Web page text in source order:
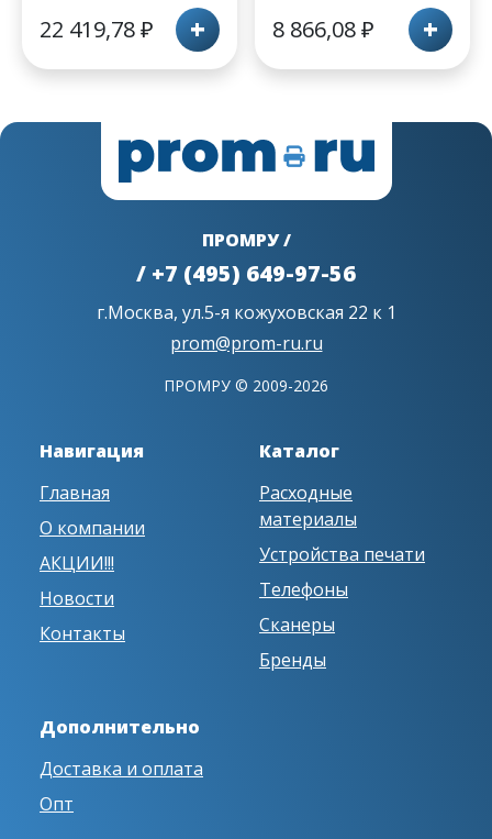
22 419,78₽ + 8 866,08₽ +
ПРОМРУ /
/ +7 (495) 649-97-56
г.Москва, ул.5-я кожуховская 22 к 1
prom@prom-ru.ru
ПРОМРУ © 2009-2026
Навигация
Главная
О компании
АКЦИИ!!!
Новости
Контакты
Каталог
Расходные
материалы
Устройства печати
Телефоны
Сканеры
Бренды
Дополнительно
Доставка и оплата
Опт